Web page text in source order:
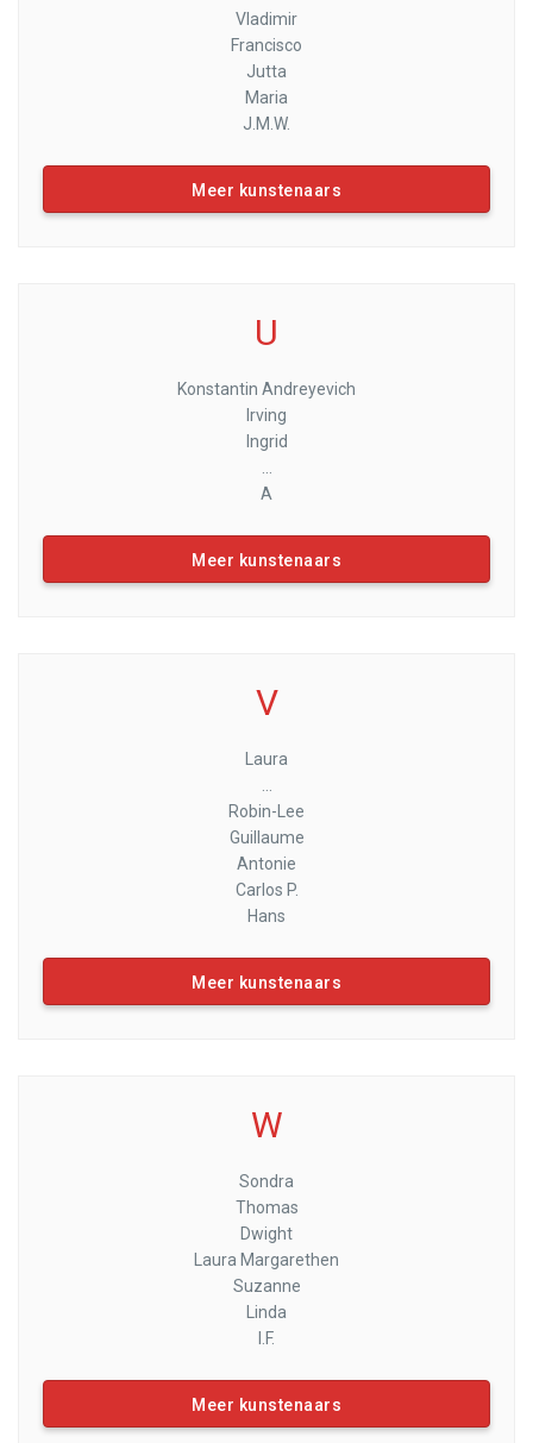
Vladimir
Francisco
Jutta
Maria
J.M.W.
Meer kunstenaars
U
Konstantin Andreyevich
Irving
Ingrid
A
Meer kunstenaars
V
Laura
Robin-Lee
Guillaume
Antonie
Carlos P.
Hans
Meer kunstenaars
W
Sondra
Thomas
Dwight
Laura Margarethen
Suzanne
Linda
I.F.
Meer kunstenaars